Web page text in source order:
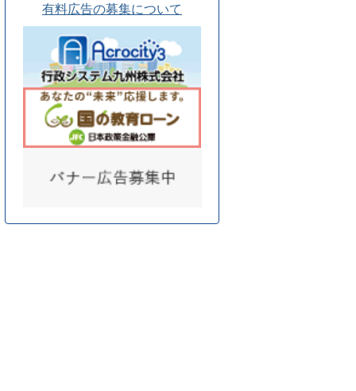
有料広告の募集について